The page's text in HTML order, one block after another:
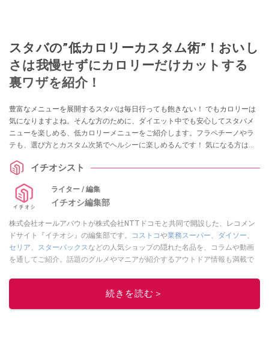
スタバの”低カロリーカスタム術”！おいし
さは我慢せずにカロリーだけカットする
裏ワザを紹介！
豊富なメニューを展開するスタバは毎日行っても飽きない！ でもカロリーは
気になりますよね。そんな方のために、ダイエット中でも安心してスタバメ
ニューを楽しめる、低カロリーメニューをご紹介します。フラペチーノやラ
テも、選び方とカスタム次第でヘルシーに楽しめるんです！ 気になる方はぜ
イチオシスト
ライター / 編集
イチオシ編集部
株式会社オールアバウトが株式会社NTTドコモと共同で開設した、レコメン
ドサイト『イチオシ』の編集部です。
コストコや業務スーパー、 ダイソー、
セリア、 スターバックスなどの人気ショップの隠れた名品を、コラムや動画
を通してご紹介。話題のグルメやマニアが紹介するアウトドア情報も満載で
レビューしています。毎日トレンド情報をお届けしているので、ぜひ
してください！続きを読む＞